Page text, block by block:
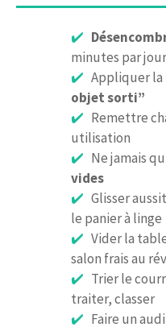
minutes par
Appliquer la
objet sorti”
Remettre
utilisation
Ne jamais
vides
Glisser
le panier à linge
Vider la
salon frais au
Trier le
traiter, classer
Faire un